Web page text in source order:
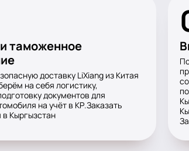
таможенное
доставку LiXiang из Китая
на себя логистику,
документов для
на учёт в КР.Заказать
в Кыргызстан